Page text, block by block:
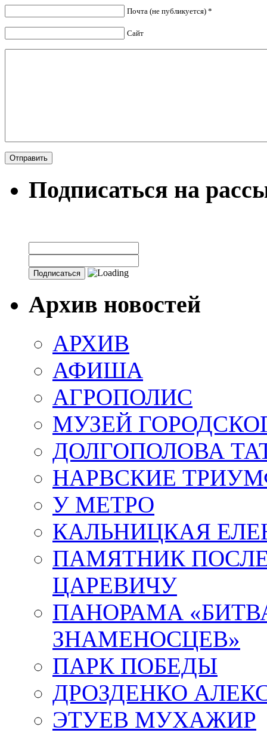
Почта (не публикуется) *
Сайт
Подписаться на
Архив новостей
АРХИВ
АФИША
АГРОПОЛИС
МУЗЕЙ
ДОЛГОПОЛОВА
НАРВСКИЕ
У МЕТРО
КАЛЬНИЦКАЯ
ПАМЯТНИК
ЦАРЕВИЧУ
ПАНОРАМА
ЗНАМЕНОСЦЕВ»
ПАРК ПОБЕДЫ
ДРОЗДЕНКО
ЭТУЕВ МУХАЖИР